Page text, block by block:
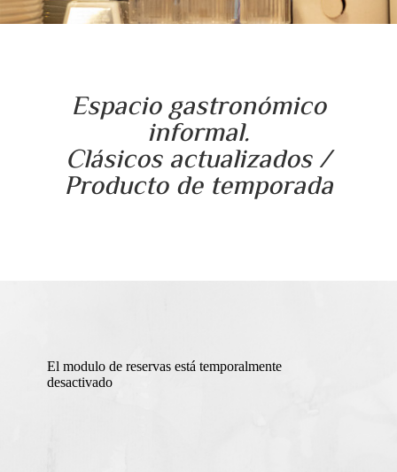
Espacio gastronómico
informal.
Clásicos actualizados /
Producto de temporada